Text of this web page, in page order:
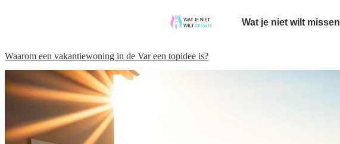
Wat je niet wilt missen
Waarom een vakantiewoning in de Var een topidee is?